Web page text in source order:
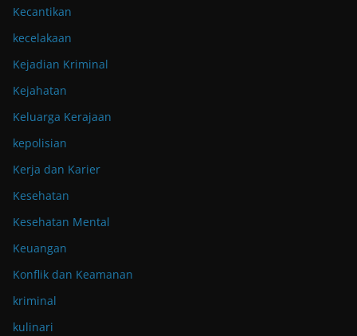
Kecantikan
kecelakaan
Kejadian Kriminal
Kejahatan
Keluarga Kerajaan
kepolisian
Kerja dan Karier
Kesehatan
Kesehatan Mental
Keuangan
Konflik dan Keamanan
kriminal
kulinari